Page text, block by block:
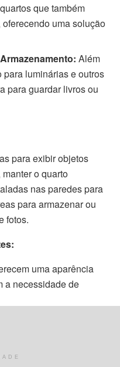
que também
uma solução
Além
luminárias e outros
para guardar livros ou
para exibir objetos
o quarto
nas paredes para
para armazenar ou
fotos.
uma aparência
a necessidade de